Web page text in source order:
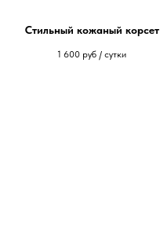
Стильный кожаный корсет
1 600 руб / сутки